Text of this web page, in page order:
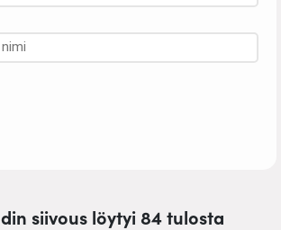
siivous löytyi 84 tulosta